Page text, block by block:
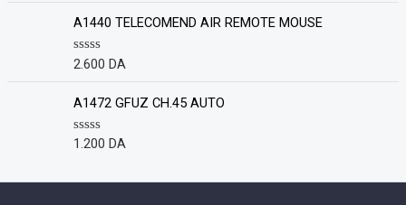
o
f
5
e
0
o
u
o
f
5
A1440 TELECOMEND AIR REMOTE MOUSE
R
e
0
o
u
2.600 DA
A1472 GFUZ CH.45 AUTO
R
e
1.200 DA